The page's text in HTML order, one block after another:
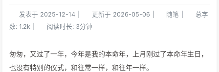
发表于 2025-12-14 更新于 2026-05-06 随笔
总字
数: 1.2k 阅读时长: 3分钟
匆匆，又过了一年，今年是我的本命年，上月刚过了本命年生日，
也没有特别的仪式，和往常一样，和往年一样。